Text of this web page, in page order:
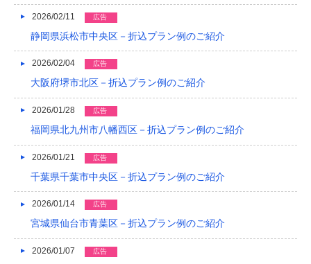
2018/11
2018/10
2018/09
2018/08
2018/07
2018/04
2018/03
2018/02
2026/02/11 広告
静岡県浜松市中央区－折込プラン例のご紹介
2026/02/04 広告
大阪府堺市北区－折込プラン例のご紹介
2026/01/28 広告
福岡県北九州市八幡西区－折込プラン例のご紹介
2026/01/21 広告
千葉県千葉市中央区－折込プラン例のご紹介
2026/01/14 広告
宮城県仙台市青葉区－折込プラン例のご紹介
2026/01/07 広告